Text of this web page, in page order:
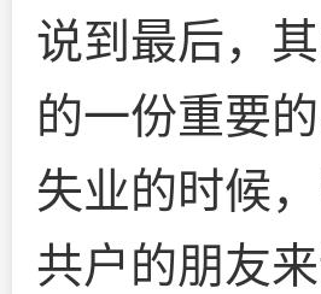
说到最后，
的一份重要
失业的时候
共户的朋友